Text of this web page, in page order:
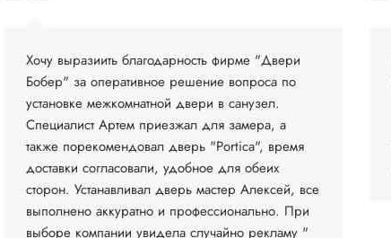
Хочу выразиить благодарность фирме "Двери
Бобер" за оперативное решение вопроса по
установке межкомнатной двери в санузел.
Специалист Артем приезжал для замера, а
также порекомендовал дверь "Portica", время
доставки согласовали, удобное для обеих
сторон. Устанавливал дверь мастер Алексей, все
выполнено аккуратно и профессионально. При
выборе компании увидела случайно рекламу "